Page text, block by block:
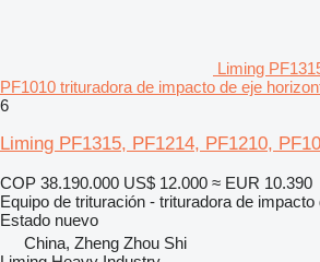
Liming
PF1010 trituradora de impacto de eje
6
Liming PF1315, PF1214, PF1210,
COP 38.190.000 US$ 12.000 ≈ EUR 10.390
Equipo de trituración - trituradora de impacto
Estado nuevo
China, Zheng Zhou Shi